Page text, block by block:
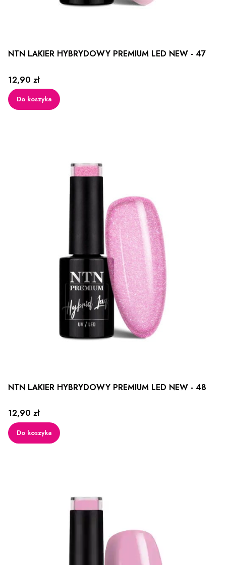
NTN LAKIER HYBRYDOWY PREMIUM LED NEW - 47
Cena
12,90 zł
Do koszyka
NTN LAKIER HYBRYDOWY PREMIUM LED NEW - 48
Cena
12,90 zł
Do koszyka